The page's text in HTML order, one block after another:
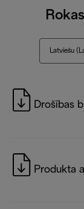
Latviešu
Drošības
Produkta